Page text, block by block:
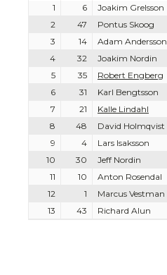
1 6 Joakim Grelsson
2
47 Pontus Skoog
3
14 Adam Andersson
4
32 Joakim Nordin
5
35 Robert Engberg
6
31 Karl Bengtsson
7
21 Kalle Lindahl
8
48 David Holmqvist
9
4 Lars Isaksson
10
30 Jeff Nordin
11
10 Anton Rosendal
12
1 Marcus Vestman
13
43 Richard Alun